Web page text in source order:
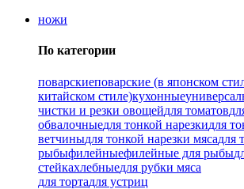
ножи
По категории
поварскиеповарские (в японском
китайском стиле)кухонные
чистки и резки овощейдля томатов
обвалочныедля тонкой нарезкидля
ветчиныдля тонкой нарезки мясадля
рыбыфилейныефилейные для рыбы
стейкахлебныедля рубки мяса
для тортадля устриц